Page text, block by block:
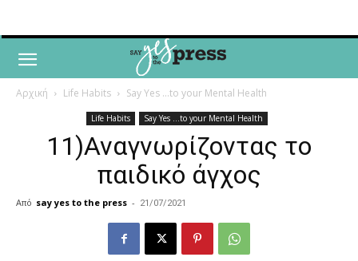
Αρχική Life Habits Say Yes ...to your Mental Health
Life Habits Say Yes ...to your Mental Health
11)Αναγνωρίζοντας το
παιδικό άγχος
Από say yes to the press - 21/07/2021